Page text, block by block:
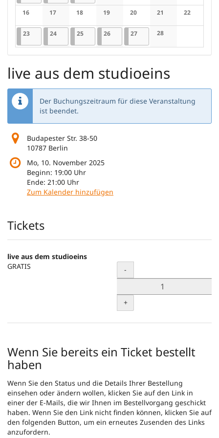
Keine Veranstaltungen
Keine Veranstaltungen
Keine Keine
16
Keine Veranstaltungen
17
Keine Veranstaltungen
18
Keine Veranstaltungen
19
Keine Veranstaltungen
20
Keine Veranstaltungen
21
Keine
22
Keine
2323.02.2026
1 Veranstaltung
2424.02.2026
1 Veranstaltung
2525.02.2026
1 Veranstaltung
2626.02.2026
1 Veranstaltung
2727.02.2026
1 Veranstaltung
28
Keine
live aus dem studioeins
Der Buchungszeitraum für diese Veranstaltung
ist beendet.
Budapester Str. 38-50
10787 Berlin
Mo, 10. November 2025
Beginn: 19:00 Uhr
Ende: 21:00 Uhr
Zum Kalender hinzufügen
Produkte
Tickets
live aus dem studioeins
GRATIS
Menge
-
+
Wenn Sie bereits ein Ticket bestellt
haben
Wenn Sie den Status und die Details Ihrer Bestellung
einsehen oder ändern wollen, klicken Sie auf den Link in
einer der E-Mails, die wir Ihnen im Bestellvorgang geschickt
haben. Wenn Sie den Link nicht finden können, klicken Sie auf
den folgenden Button, um ein erneutes Zusenden des Links
anzufordern.